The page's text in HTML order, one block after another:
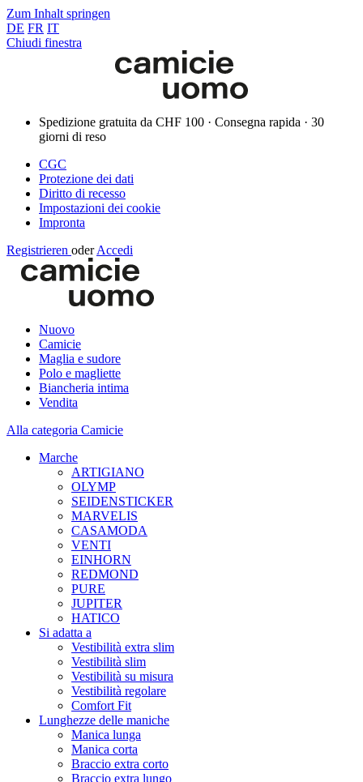
Zum Inhalt springen
DE FR IT
Chiudi finestra
Spedizione gratuita da CHF 100 · Consegna rapida · 30
giorni di reso
CGC
Protezione dei dati
Diritto di recesso
Impostazioni dei cookie
Impronta
Registrieren oder Accedi
Nuovo
Camicie
Maglia e sudore
Polo e magliette
Biancheria intima
Vendita
Alla categoria Camicie
Marche
ARTIGIANO
OLYMP
SEIDENSTICKER
MARVELIS
CASAMODA
VENTI
EINHORN
REDMOND
PURE
JUPITER
HATICO
Si adatta a
Vestibilità extra slim
Vestibilità slim
Vestibilità su misura
Vestibilità regolare
Comfort Fit
Lunghezze delle maniche
Manica lunga
Manica corta
Braccio extra corto
Braccio extra lungo